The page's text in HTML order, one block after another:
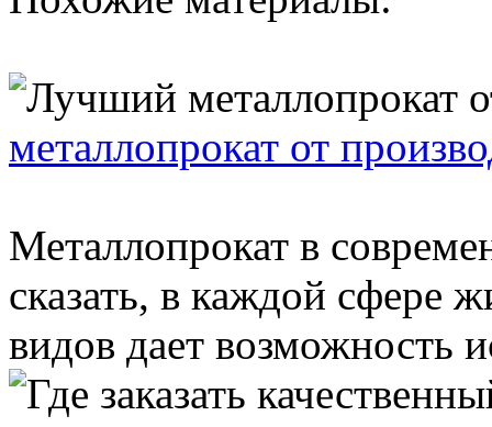
металлопрокат от
Металлопрокат в
сказать, в каждой сфере
видов дает возможность